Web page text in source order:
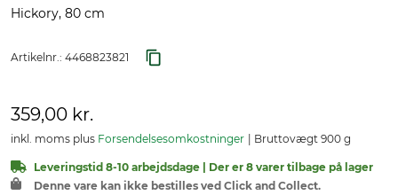
Hickory, 80 cm
Artikelnr.: 4468823821
359,00 kr.
inkl. moms plus Forsendelsesomkostninger Bruttovægt 900 g
Leveringstid 8-10 arbejdsdage | Der er 8 varer tilbage på lager
Denne vare kan ikke bestilles ved Click and Collect.